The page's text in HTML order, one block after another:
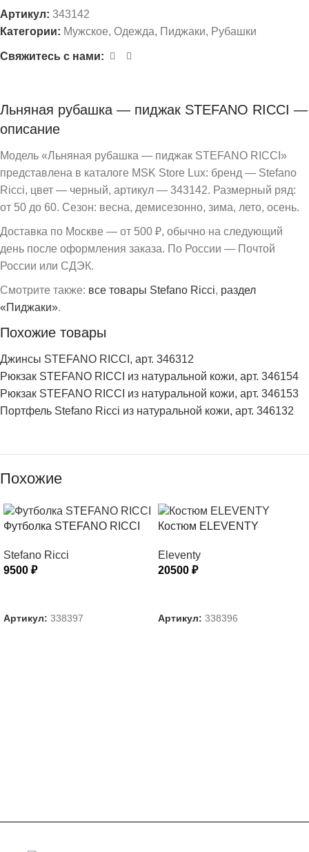
Артикул: 343142
Категории: Мужское, Одежда, Пиджаки, Рубашки
Свяжитесь с нами:
Льняная рубашка — пиджак STEFANO RICCI —
описание
Модель «Льняная рубашка — пиджак STEFANO RICCI»
представлена в каталоге MSK Store Lux: бренд — Stefano
Ricci, цвет — черный, артикул — 343142. Размерный ряд:
от 50 до 60. Сезон: весна, демисезонно, зима, лето, осень.
Доставка по Москве — от 500 ₽, обычно на следующий
день после оформления заказа. По России — Почтой
России или СДЭК.
Смотрите также: все товары Stefano Ricci, раздел
«Пиджаки».
Похожие товары
Джинсы STEFANO RICCI, арт. 346312
Рюкзак STEFANO RICCI из натуральной кожи, арт. 346154
Рюкзак STEFANO RICCI из натуральной кожи, арт. 346153
Портфель Stefano Ricci из натуральной кожи, арт. 346132
Похожие
Футболка STEFANO RICCI
Stefano Ricci
9500 ₽
Артикул: 338397
Костюм ELEVENTY
Eleventy
20500 ₽
Артикул: 338396